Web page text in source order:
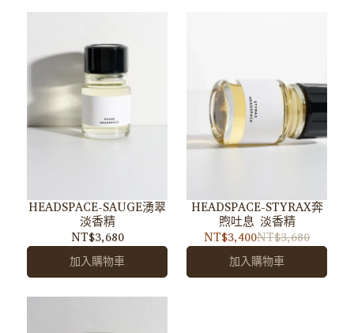
HEADSPACE-SAUGE湧翠
淡香精
NT$3,680
加入購物車
HEADSPACE-STYRAX奔
煦吐息 淡香精
NT$3,400NT$3,680
加入購物車